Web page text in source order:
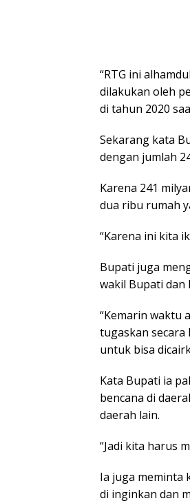
“RTG ini
dilakukan oleh
di tahun 2020
Sekarang kata
dengan jumlah
Karena 241
dua ribu rumah
“Karena ini kita
Bupati juga
wakil Bupati dan
“Kemarin waktu
tugaskan
untuk bisa
Kata Bupati ia
bencana di
daerah lain.
“Jadi kita harus
Ia juga meminta
di inginkan dan